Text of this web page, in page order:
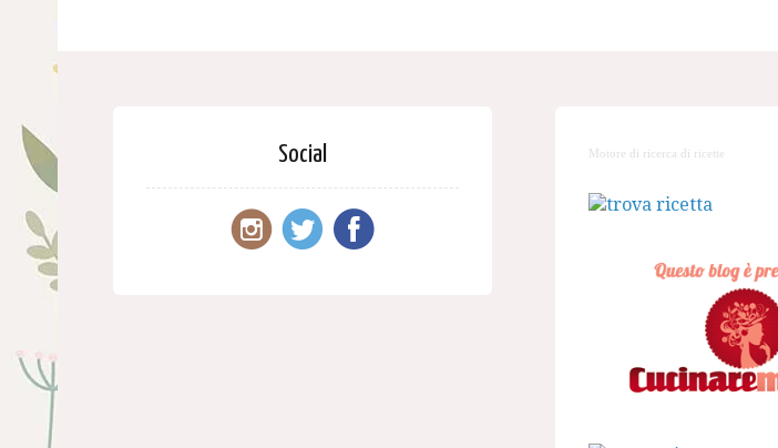
Social Motore di ricerca di ricette